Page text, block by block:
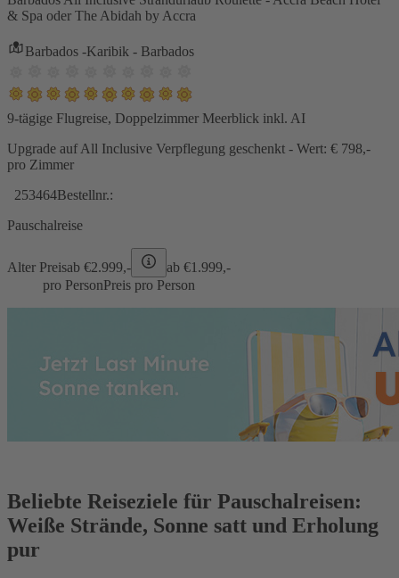
& Spa oder The Abidah by Accra
Barbados -Karibik - Barbados
9-tägige Flugreise, Doppelzimmer Meerblick inkl. AI
Upgrade auf All Inclusive Verpflegung geschenkt - Wert: € 798,-
pro Zimmer
253464Bestellnr.:
Pauschalreise
Alter Preisab €2.999,- ab €1.999,-
pro PersonPreis pro Person
Beliebte Reiseziele für Pauschalreisen:
Weiße Strände, Sonne satt und Erholung
pur